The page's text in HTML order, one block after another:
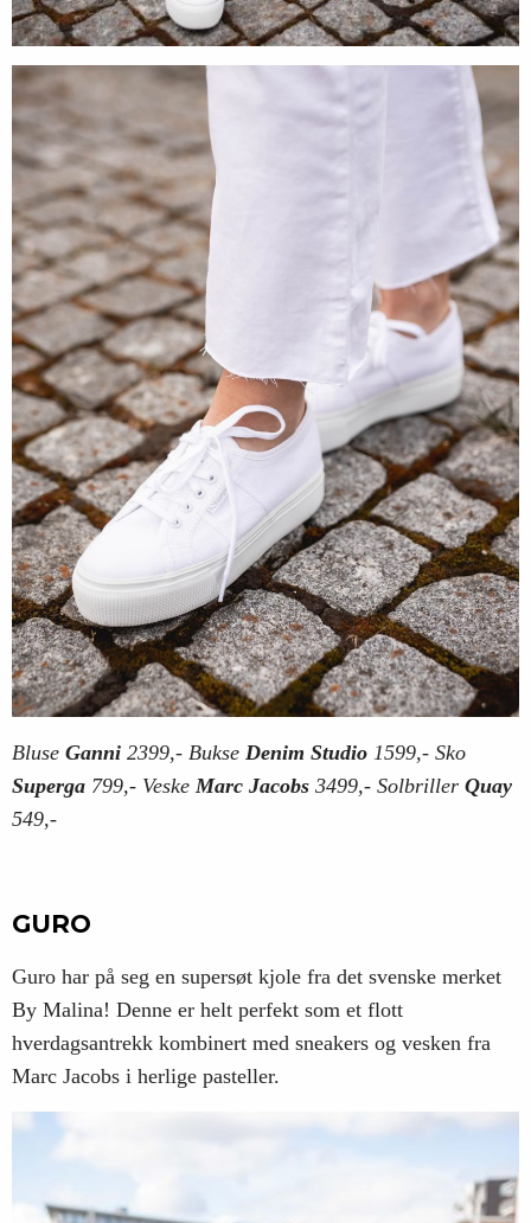
Bluse Ganni 2399,- Bukse Denim Studio 1599,- Sko
Superga 799,- Veske Marc Jacobs 3499,- Solbriller Quay
549,-
GURO
Guro har på seg en supersøt kjole fra det svenske merket
By Malina! Denne er helt perfekt som et flott
hverdagsantrekk kombinert med sneakers og vesken fra
Marc Jacobs i herlige pasteller.